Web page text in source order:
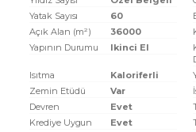
Yatak Sayısı
60
Açık Alan (m²)
36000
Yapının Durumu
Ikinci El
Isıtma Kaloriferli
Zemin Etüdü
Var
Devren
Evet
Krediye Uygun
Evet